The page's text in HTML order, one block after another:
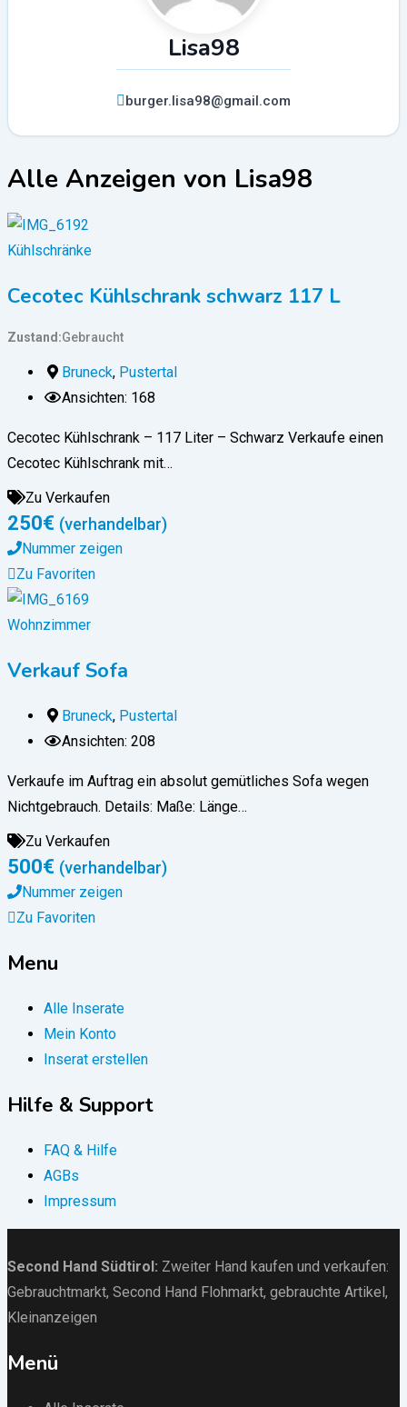
Lisa98
burger.lisa98@gmail.com
Alle Anzeigen von Lisa98
Kühlschränke
Cecotec Kühlschrank schwarz 117 L
Zustand Gebraucht
Bruneck, Pustertal
Ansichten: 168
Cecotec Kühlschrank – 117 Liter – Schwarz Verkaufe einen
Cecotec Kühlschrank mit…
Zu Verkaufen
250€ (verhandelbar)
Nummer zeigen
Zu Favoriten
Wohnzimmer
Verkauf Sofa
Bruneck, Pustertal
Ansichten: 208
Verkaufe im Auftrag ein absolut gemütliches Sofa wegen
Nichtgebrauch. Details: Maße: Länge…
Zu Verkaufen
500€ (verhandelbar)
Nummer zeigen
Zu Favoriten
Menu
Alle Inserate
Mein Konto
Inserat erstellen
Hilfe & Support
FAQ & Hilfe
AGBs
Impressum
Second Hand Südtirol : Zweiter Hand kaufen und verkaufen:
Gebrauchtmarkt, Second Hand Flohmarkt, gebrauchte Artikel ,
Kleinanzeigen
Menü